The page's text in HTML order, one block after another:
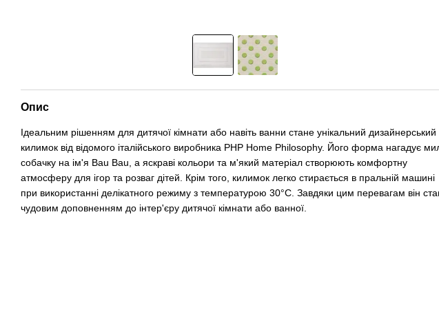
Опис
Ідеальним рішенням для дитячої кімнати або навіть ванни стане унікальний дизайнерський
килимок від відомого італійського виробника PHP Home Philosophy. Його форма нагадує
собачку на ім'я Bau Bau, а яскраві кольори та м'який матеріал створюють комфортну
атмосферу для ігор та розваг дітей. Крім того, килимок легко стирається в пральній машині
при використанні делікатного режиму з температурою 30°С. Завдяки цим перевагам він
чудовим доповненням до інтер'єру дитячої кімнати або ванної.